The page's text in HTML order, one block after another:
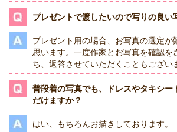
プレゼントで渡したいので写りの良い
プレゼント用の場合、お写真の選定が
思います。一度作家とお写真を確認を
ち、返答させていただくこともござい
普段着の写真でも、ドレスやタキシー
だけますか？
はい、もちろんお描きしております。